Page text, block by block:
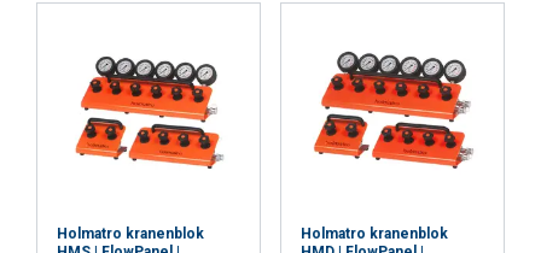
Holmatro kranenblok
Holmatro kranenblok